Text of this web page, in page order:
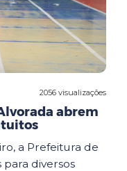
2056 visualizações
abrem
a Prefeitura de
diversos